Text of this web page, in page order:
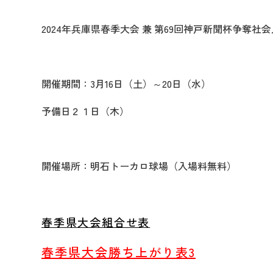
2024年兵庫県春季大会 兼 第69回神戸新聞杯争奪社
開催期間：3月16日（土）～20日（水）
予備日２１日（木）
開催場所：明石トーカロ球場（入場料無料）
春季県大会組合せ表
春季県大会勝ち上がり表3